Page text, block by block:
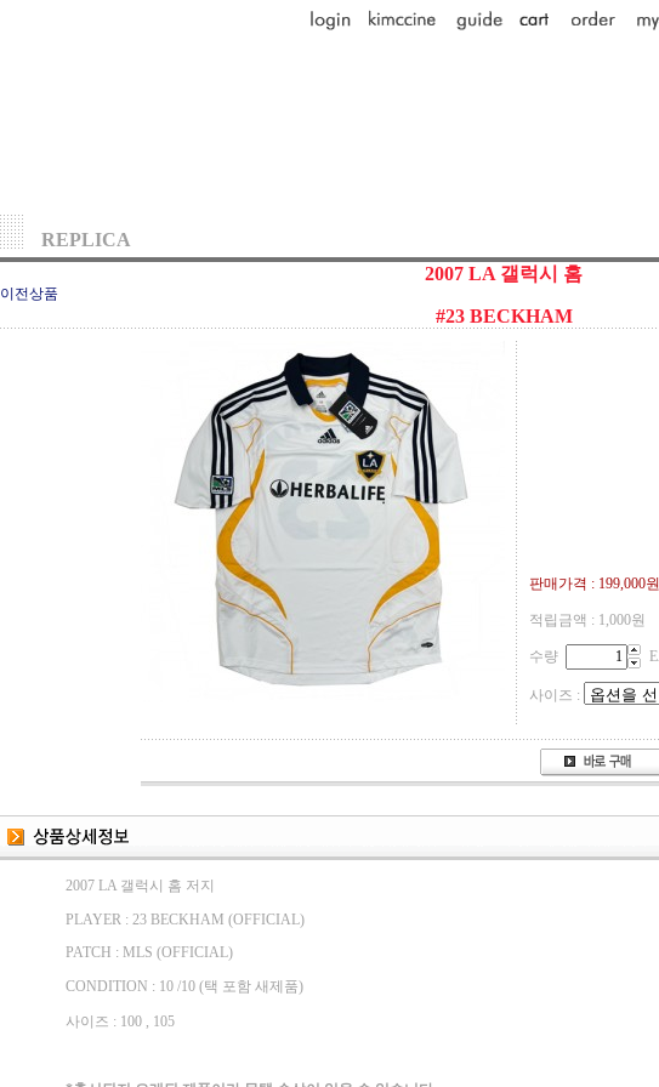
REPLICA
이전상품
2007 LA 갤럭시 홈
#23 BECKHAM
판매가격 : 199,000원
적립금액 : 1,000원
수량
사이즈 :
2007 LA 갤럭시 홈 저지
PLAYER : 23 BECKHAM (OFFICIAL)
PATCH : MLS (OFFICIAL)
CONDITION : 10 /10 (택 포함 새제품)
사이즈 : 100 , 105